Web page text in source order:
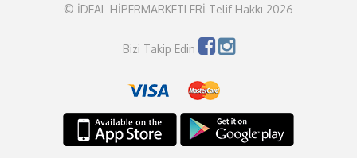
© İDEAL HİPERMARKETLERİ Telif Hakkı 2026
Bizi Takip Edin